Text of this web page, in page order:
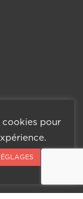
cookies pour